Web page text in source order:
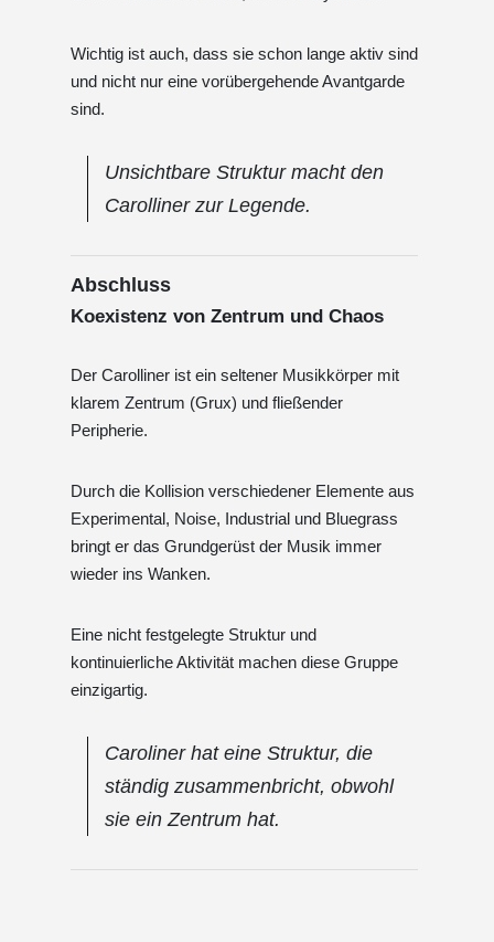
Wichtig ist auch, dass sie schon lange aktiv sind
und nicht nur eine vorübergehende Avantgarde
sind.
Unsichtbare Struktur macht den
Carolliner zur Legende.
Abschluss
Koexistenz von Zentrum und Chaos
Der Carolliner ist ein seltener Musikkörper mit
klarem Zentrum (Grux) und fließender
Peripherie.
Durch die Kollision verschiedener Elemente aus
Experimental, Noise, Industrial und Bluegrass
bringt er das Grundgerüst der Musik immer
wieder ins Wanken.
Eine nicht festgelegte Struktur und
kontinuierliche Aktivität machen diese Gruppe
einzigartig.
Caroliner hat eine Struktur, die
ständig zusammenbricht, obwohl
sie ein Zentrum hat.